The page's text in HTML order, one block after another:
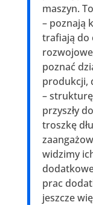
maszyn.
– poznają
trafiają do
poznać
produkcji,
–
przyszły
troszkę
widzimy
prac
jeszcze